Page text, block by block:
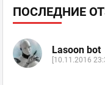
ПОСЛЕДНИЕ
Lasoon bot
[10.11.2016